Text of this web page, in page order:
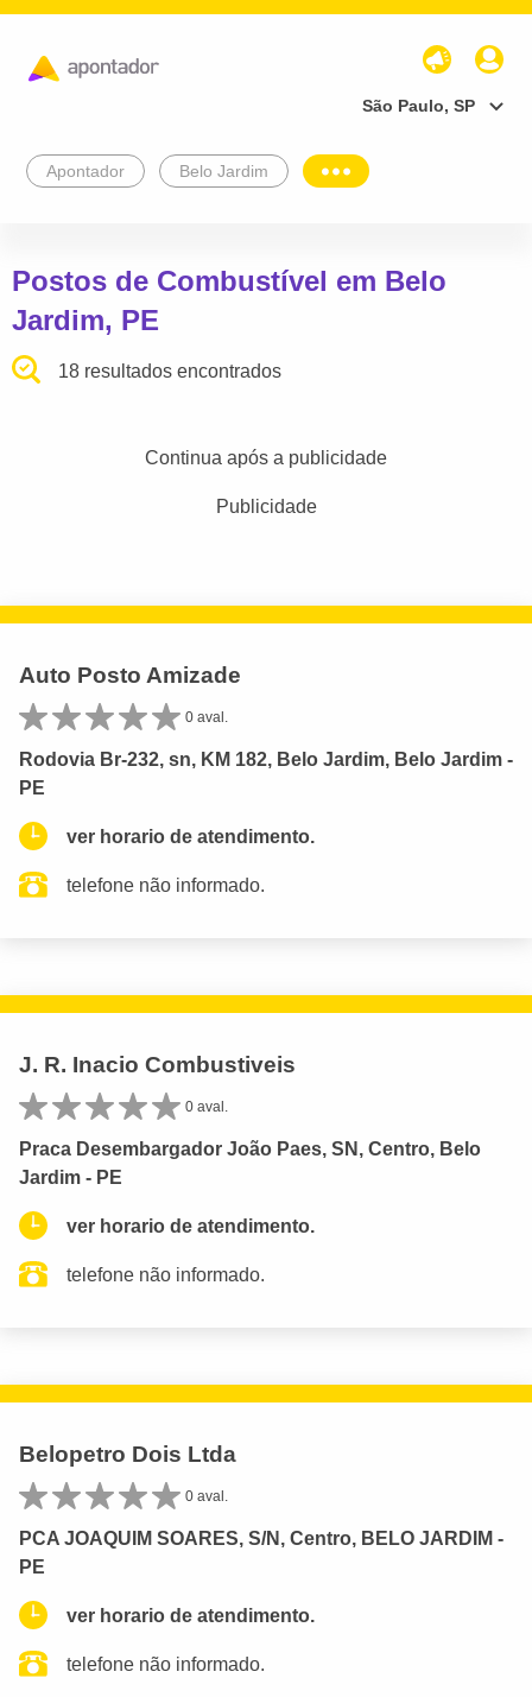
São Paulo, SP
Apontador Belo Jardim
Postos de Combustível em Belo
Jardim, PE
18 resultados encontrados
Continua após a publicidade
Publicidade
Auto Posto Amizade
0 aval.
Rodovia Br-232, sn, KM 182, Belo Jardim, Belo Jardim -
PE
ver horario de atendimento.
telefone não informado.
J. R. Inacio Combustiveis
0 aval.
Praca Desembargador João Paes, SN, Centro, Belo
Jardim - PE
ver horario de atendimento.
telefone não informado.
Belopetro Dois Ltda
0 aval.
PCA JOAQUIM SOARES, S/N, Centro, BELO JARDIM -
PE
ver horario de atendimento.
telefone não informado.